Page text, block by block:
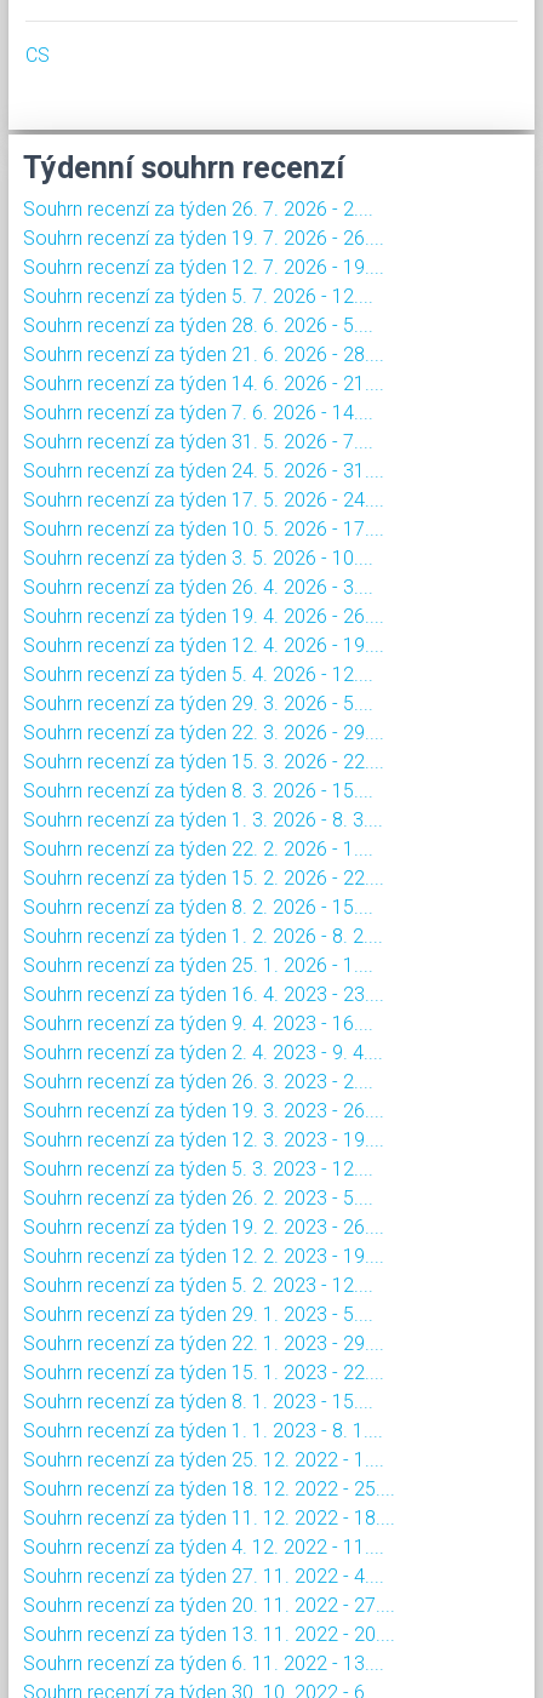
CS
Týdenní souhrn recenzí
Souhrn recenzí za týden 26. 7. 2026 - 2....
Souhrn recenzí za týden 19. 7. 2026 - 26....
Souhrn recenzí za týden 12. 7. 2026 - 19....
Souhrn recenzí za týden 5. 7. 2026 - 12....
Souhrn recenzí za týden 28. 6. 2026 - 5....
Souhrn recenzí za týden 21. 6. 2026 - 28....
Souhrn recenzí za týden 14. 6. 2026 - 21....
Souhrn recenzí za týden 7. 6. 2026 - 14....
Souhrn recenzí za týden 31. 5. 2026 - 7....
Souhrn recenzí za týden 24. 5. 2026 - 31....
Souhrn recenzí za týden 17. 5. 2026 - 24....
Souhrn recenzí za týden 10. 5. 2026 - 17....
Souhrn recenzí za týden 3. 5. 2026 - 10....
Souhrn recenzí za týden 26. 4. 2026 - 3....
Souhrn recenzí za týden 19. 4. 2026 - 26....
Souhrn recenzí za týden 12. 4. 2026 - 19....
Souhrn recenzí za týden 5. 4. 2026 - 12....
Souhrn recenzí za týden 29. 3. 2026 - 5....
Souhrn recenzí za týden 22. 3. 2026 - 29....
Souhrn recenzí za týden 15. 3. 2026 - 22....
Souhrn recenzí za týden 8. 3. 2026 - 15....
Souhrn recenzí za týden 1. 3. 2026 - 8. 3....
Souhrn recenzí za týden 22. 2. 2026 - 1....
Souhrn recenzí za týden 15. 2. 2026 - 22....
Souhrn recenzí za týden 8. 2. 2026 - 15....
Souhrn recenzí za týden 1. 2. 2026 - 8. 2....
Souhrn recenzí za týden 25. 1. 2026 - 1....
Souhrn recenzí za týden 16. 4. 2023 - 23....
Souhrn recenzí za týden 9. 4. 2023 - 16....
Souhrn recenzí za týden 2. 4. 2023 - 9. 4....
Souhrn recenzí za týden 26. 3. 2023 - 2....
Souhrn recenzí za týden 19. 3. 2023 - 26....
Souhrn recenzí za týden 12. 3. 2023 - 19....
Souhrn recenzí za týden 5. 3. 2023 - 12....
Souhrn recenzí za týden 26. 2. 2023 - 5....
Souhrn recenzí za týden 19. 2. 2023 - 26....
Souhrn recenzí za týden 12. 2. 2023 - 19....
Souhrn recenzí za týden 5. 2. 2023 - 12....
Souhrn recenzí za týden 29. 1. 2023 - 5....
Souhrn recenzí za týden 22. 1. 2023 - 29....
Souhrn recenzí za týden 15. 1. 2023 - 22....
Souhrn recenzí za týden 8. 1. 2023 - 15....
Souhrn recenzí za týden 1. 1. 2023 - 8. 1....
Souhrn recenzí za týden 25. 12. 2022 - 1....
Souhrn recenzí za týden 18. 12. 2022 - 25....
Souhrn recenzí za týden 11. 12. 2022 - 18....
Souhrn recenzí za týden 4. 12. 2022 - 11....
Souhrn recenzí za týden 27. 11. 2022 - 4....
Souhrn recenzí za týden 20. 11. 2022 - 27....
Souhrn recenzí za týden 13. 11. 2022 - 20....
Souhrn recenzí za týden 6. 11. 2022 - 13....
Souhrn recenzí za týden 30. 10. 2022 - 6....